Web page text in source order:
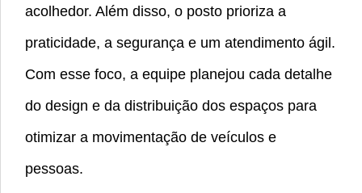
acolhedor. Além disso, o posto prioriza a
praticidade, a segurança e um atendimento ágil.
Com esse foco, a equipe planejou cada detalhe
do design e da distribuição dos espaços para
otimizar a movimentação de veículos e
pessoas.